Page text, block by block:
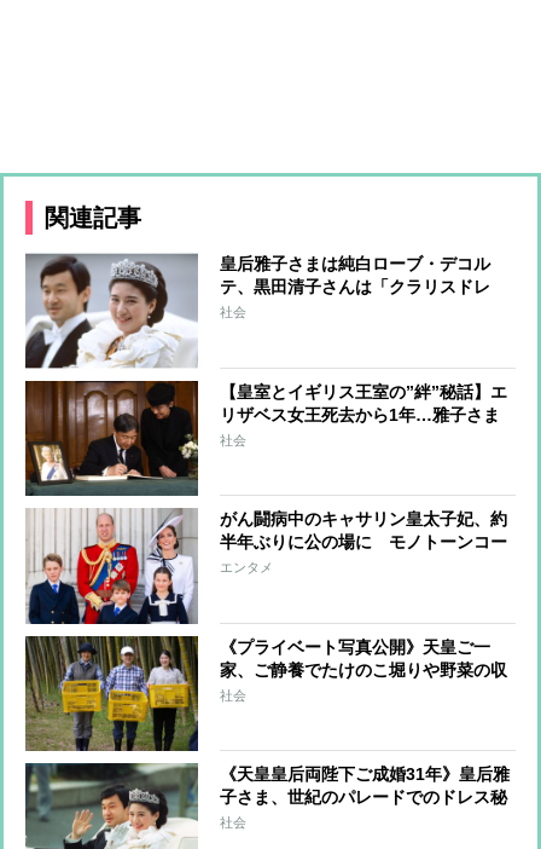
関連記事
皇后雅子さまは純白ローブ・デコル
テ、黒田清子さんは「クラリスドレ
ス」と話題に 女性皇族の華麗な
社会
【皇室とイギリス王室の”絆”秘話】エ
リザベス女王死去から1年…雅子さま
へ女王からのやさしさ溢れる手紙、天
社会
がん闘病中のキャサリン皇太子妃、約
半年ぶりに公の場に モノトーンコー
デファッションにみる”家族の絆”
エンタメ
《プライベート写真公開》天皇ご一
家、ご静養でたけのこ堀りや野菜の収
穫を楽しまれリラックスされた表情
社会
《天皇皇后両陛下ご成婚31年》皇后雅
子さま、世紀のパレードでのドレス秘
話 森英恵さんが明かしていた仮縫い
社会